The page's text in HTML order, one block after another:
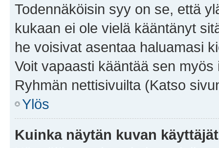
Todennäköisin syy on se, että
kukaan ei ole vielä kääntänyt
he voisivat asentaa haluamasi
Voit vapaasti kääntää sen
Ryhmän nettisivuilta (Katso
Ylös
Kuinka näytän kuvan